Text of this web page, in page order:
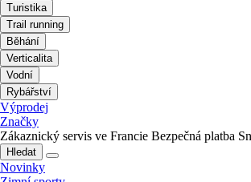
Turistika
Trail running
Běhání
Verticalita
Vodní
Rybářství
Výprodej
Značky
Zákaznický servis ve Francie Bezpečná platba
Hledat
Novinky